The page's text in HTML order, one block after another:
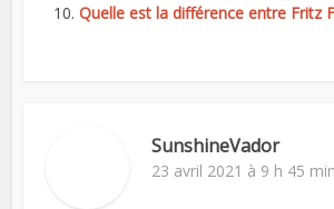
Quelle est la différence entre Fritz
SunshineVador
23 avril 2021 à 9 h 45 min